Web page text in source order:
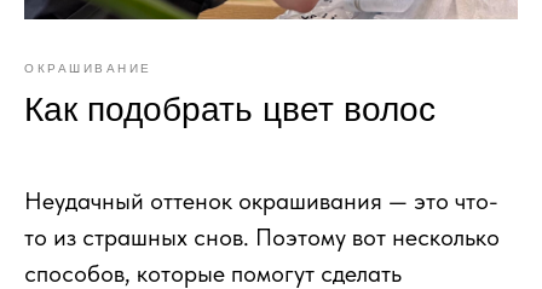
ОКРАШИВАНИЕ
Как подобрать цвет волос
Неудачный оттенок окрашивания — это что-
то из страшных снов. Поэтому вот несколько
способов, которые помогут сделать